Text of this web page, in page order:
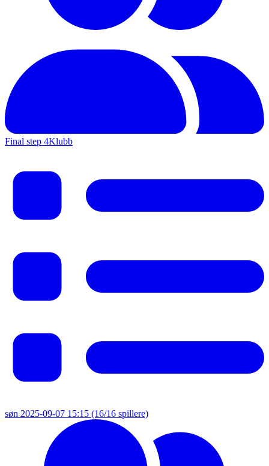
Final step 4Klubb
søn 2025-09-07 15:15 (16/16 spillere)